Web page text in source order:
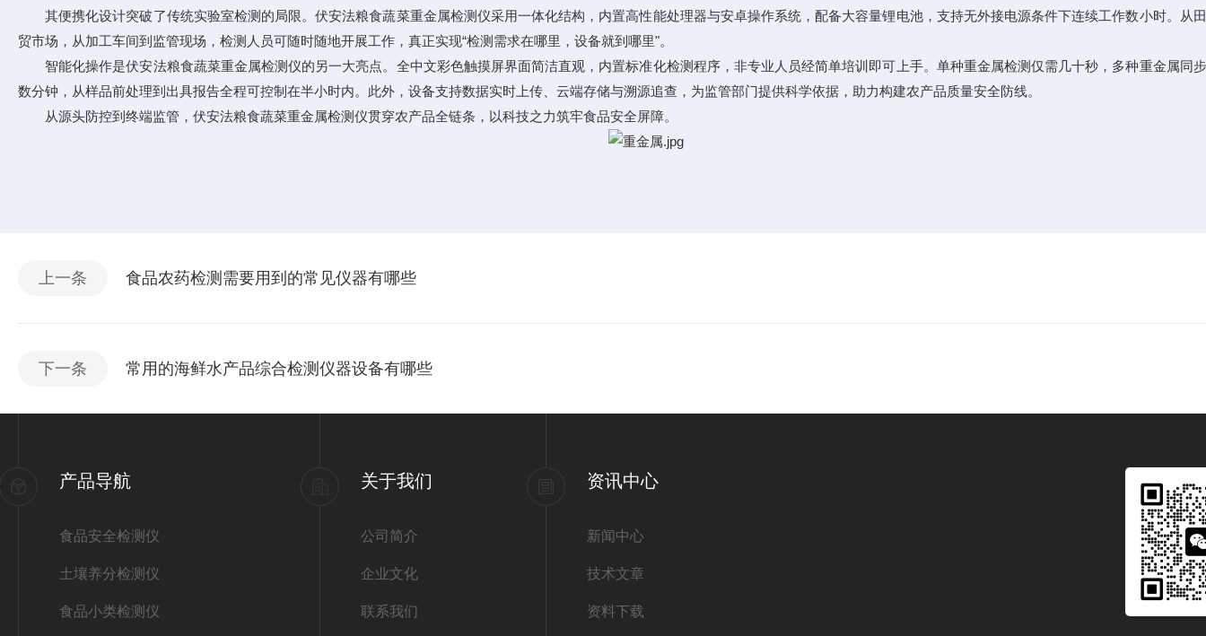
其便携化设计突破了传统实验室检测的局限。伏安法粮食蔬菜重金属检测仪采用一体化结构，内置高性能处理器与安卓操作系统，配备大容量锂电池，支持无外接电源条件下连续工作数小时。从
贸市场，从加工车间到监管现场，检测人员可随时随地开展工作，真正实现“检测需求在哪里，设备就到哪里"。
智能化操作是伏安法粮食蔬菜重金属检测仪的另一大亮点。全中文彩色触摸屏界面简洁直观，内置标准化检测程序，非专业人员经简单培训即可上手。单种重金属检测仅需几十秒，多种重金属同
数分钟，从样品前处理到出具报告全程可控制在半小时内。此外，设备支持数据实时上传、云端存储与溯源追查，为监管部门提供科学依据，助力构建农产品质量安全防线。
从源头防控到终端监管，伏安法粮食蔬菜重金属检测仪贯穿农产品全链条，以科技之力筑牢食品安全屏障。
上一条 食品农药检测需要用到的常见仪器有哪些
下一条 常用的海鲜水产品综合检测仪器设备有哪些
产品导航
食品安全检测仪
土壤养分检测仪
食品小类检测仪
关于我们
公司简介
企业文化
联系我们
资讯中心
新闻中心
技术文章
资料下载